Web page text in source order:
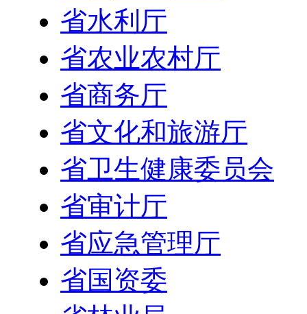
省水利厅
省农业农村厅
省商务厅
省文化和旅游厅
省卫生健康委员会
省审计厅
省应急管理厅
省国资委